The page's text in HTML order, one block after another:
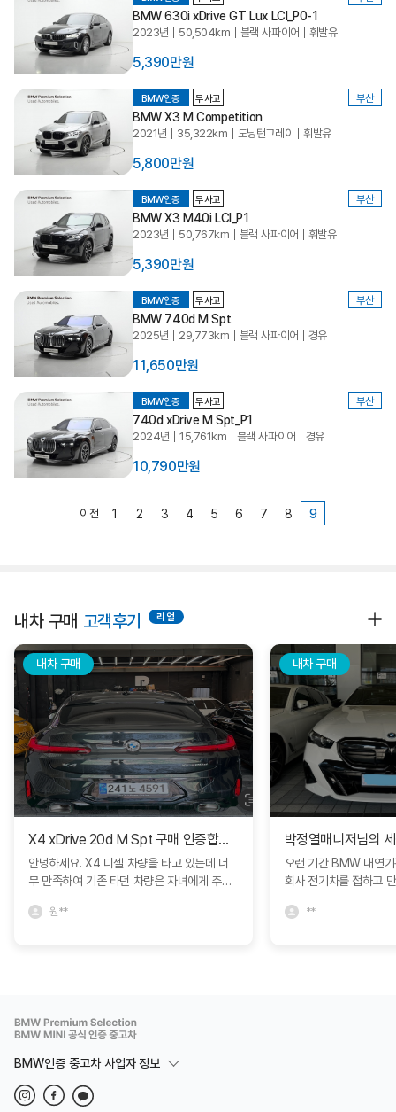
BMW 630i xDrive GT Lux LCI_P0-1
2023년 50,504km 블랙 사파이어 휘발유
5,390만원
BMW인증 무사고 부산
BMW X3 M Competition
2021년 35,322km 도닝턴그레이 휘발유
5,800만원
BMW인증 무사고 부산
BMW X3 M40i LCI_P1
2023년 50,767km 블랙 사파이어 휘발유
5,390만원
BMW인증 무사고 부산
BMW 740d M Spt
2025년 29,773km 블랙 사파이어 경유
11,650만원
BMW인증 무사고 부산
740d xDrive M Spt_P1
2024년 15,761km 블랙 사파이어 경유
10,790만원
이전 1 2 3 4 5 6 7 8 9
내차 구매 고객후기
내차 구매
X4 xDrive 20d M Spt 구매 인증합니다.
안녕하세요. X4 디젤 차량을 타고 있는데 너
무 만족하여 기존 타던 차량은 자녀에게 주고
비교도 많이 하였지만 블로그에서 보고 문의
이 받았습니다. 심정연딜러 추천드립니다. 좋
은 차량 감사합니다. ^^
원**
내차 구매
오랜 기간 BMW 내연
회사 전기차를 접하고
박정열 대리님의 추천
**
BMW인증 중고차 사업자 정보